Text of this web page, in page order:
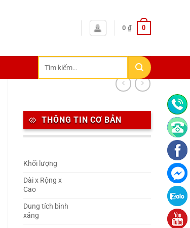
0 ₫ 0
kiếm:
THÔNG TIN CƠ BẢN
Khối lượng
Dài x Rộng x
Cao
Dung tích bình
xăng